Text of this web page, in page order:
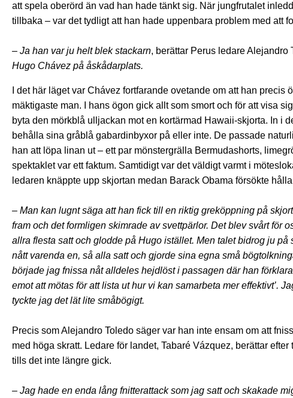
att spela oberörd än vad han hade tänkt sig. När jungfrutalet
tillbaka – var det tydligt att han hade uppenbara problem med att
– Ja han var ju helt blek stackarn, berättar Perus ledare Alejandro
Hugo Chávez på åskådarplats.
I det här läget var Chávez fortfarande ovetande om att han
mäktigaste man. I hans ögon gick allt som smort och för att visa
byta den mörkblå ulljackan mot en kortärmad Hawaii-skjorta. In i
behålla sina gråblå gabardinbyxor på eller inte. De passade
han att löpa linan ut – ett par mönstergrälla Bermudashorts,
spektaklet var ett faktum. Samtidigt var det väldigt varmt i
ledaren knäppte upp skjortan medan Barack Obama försökte
– Man kan lugnt säga att han fick till en riktig greköppning på
fram och det formligen skimrade av svettpärlor. Det blev svårt för
allra flesta satt och glodde på Hugo istället. Men talet bidrog ju på
nått varenda en, så alla satt och gjorde sina egna små
började jag fnissa nåt alldeles hejdlöst i passagen där han
emot att mötas för att lista ut hur vi kan samarbeta mer effektivt’.
tyckte jag det lät lite småbögigt.
Precis som Alejandro Toledo säger var han inte ensam om att
med höga skratt. Ledare för landet, Tabaré Vázquez, berättar
tills det inte längre gick.
– Jag hade en enda lång fnitterattack som jag satt och skakade